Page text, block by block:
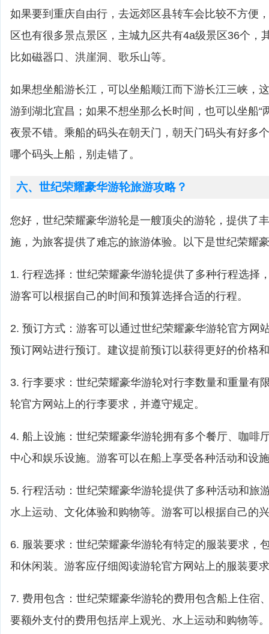
如果要到重庆自由行，去远郊区县转车会比较不方便
区也有很多景点景区，主城九区共有4a级景区36个，
比如磁器口、洪崖洞、歌乐山等。
如果想坐船游长江，可以坐船顺江而下游长江三峡，
游到湖北宜昌；如果不想坐那么长时间，也可以坐船“
夜景不错。乘船的码头在朝天门，朝天门码头有好多
哪个码头上船，别走错了。
六、世纪荣耀豪华游轮旅游攻略？
您好，世纪荣耀豪华游轮是一艘顶尖的游轮，提供了
施，为旅客提供了难忘的旅游体验。以下是世纪荣耀
1. 行程选择：世纪荣耀豪华游轮提供了多种行程选择
游客可以根据自己的时间和预算选择合适的行程。
2. 预订方式：游客可以通过世纪荣耀豪华游轮官方网
预订网站进行预订。建议提前预订以获得更好的价格
3. 行李要求：世纪荣耀豪华游轮对行李数量和重量有
轮官方网站上的行李要求，并遵守规定。
4. 船上设施：世纪荣耀豪华游轮拥有多个餐厅、咖啡
中心和娱乐设施。游客可以在船上享受各种活动和设
5. 行程活动：世纪荣耀豪华游轮提供了多种活动和旅
水上运动、文化体验和购物等。游客可以根据自己的
6. 服装要求：世纪荣耀豪华游轮有特定的服装要求，
和休闲装。游客应仔细阅读游轮官方网站上的服装要
7. 费用包含：世纪荣耀豪华游轮的费用包含船上住宿
要额外支付的费用包括岸上观光、水上运动和购物等。